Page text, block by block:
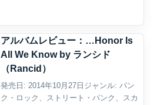
アルバムレビュー：…Honor Is
All We Know by ランシド
（Rancid）
発売日: 2014年10月27日ジャンル: パン
ク・ロック、ストリート・パンク、スカ